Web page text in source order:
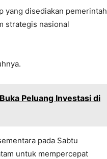
yang disediakan pemerintah
strategis nasional
Peluang Investasi di
pada Sabtu
untuk mempercepat